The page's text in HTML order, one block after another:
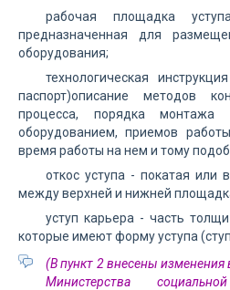
рабочая площадка
предназначенная для
оборудования;
технологическая
паспорт)описание методов
процесса, порядка монтажа
оборудованием, приемов
время работы на нем и тому
откос уступа - покатая или
между верхней и нижней
уступ карьера - часть
которые имеют форму уступа
(В пункт 2 внесены изменения
Министерства